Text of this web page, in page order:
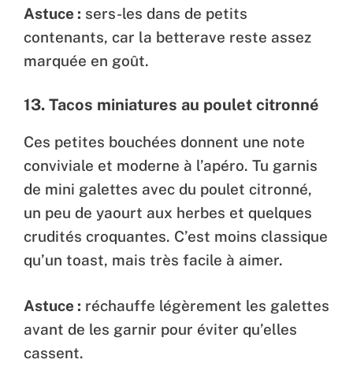
Astuce : sers-les dans de petits
contenants, car la betterave reste assez
marquée en goût.
13. Tacos miniatures au poulet citronné
Ces petites bouchées donnent une note
conviviale et moderne à l’apéro. Tu garnis
de mini galettes avec du poulet citronné,
un peu de yaourt aux herbes et quelques
crudités croquantes. C’est moins classique
qu’un toast, mais très facile à aimer.
Astuce : réchauffe légèrement les galettes
avant de les garnir pour éviter qu’elles
cassent.